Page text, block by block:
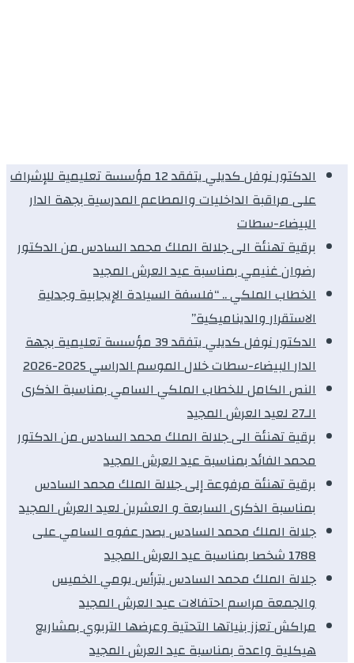
الدكتور نوفل كديلي يتفقد 12 مؤسسة تعليمية للإشراف
على مراقبة الداخليات والمطاعم المدرسية بجهة الدار
البيضاء-سطات
برقية تهنئة الى جلالة الملك محمد السادس من الدكتور
رضوان غنيمي بمناسبة عيد العرش المجيد
الخطاب الملكي .. “فلسفة السيادة الإيجابية وجدلية
الاستقرار والديناميكية”
الدكتور نوفل كديلي يتفقد 39 مؤسسة تعليمية بجهة
الدار البيضاء-سطات خلال الموسم الدراسي 2025-2026
النص الكامل للخطاب الملكي السامي بمناسبة الذكرى
الـ27 لعيد العرش المجيد
برقية تهنئة الى جلالة الملك محمد السادس من الدكتور
محمد الفائد بمناسبة عيد العرش المجيد
برقية تهنئة مرفوعة إلى جلالة الملك محمد السادس
بمناسبة الذكرى السابعة و العشرين لعيد العرش المجيد
جلالة الملك محمد السادس يصدر عفوه السامي على
1788 شخصا بمناسبة عيد العرش المجيد
جلالة الملك محمد السادس يترأس يومي الخميس
والجمعة مراسم احتفالات عيد العرش المجيد
مراكش تعزز بنياتها التحتية وعرضها التربوي بمشاريع
هيكلية واعدة بمناسبة عيد العرش المجيد